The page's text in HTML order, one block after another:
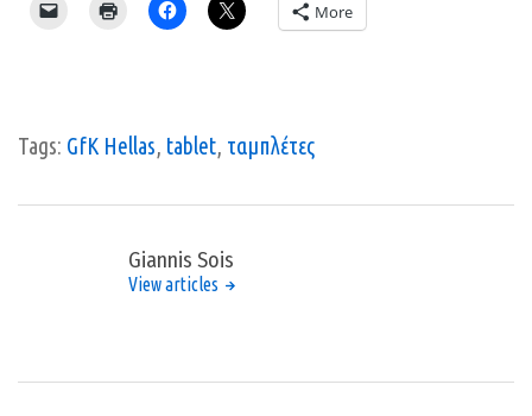
More
Tags: GfK Hellas, tablet, ταμπλέτες
Giannis Sois
View articles